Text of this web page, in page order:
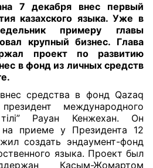
7 декабря внес первый
казахского языка. Уже в
примеру главы
крупный бизнес. Глава
проект по развитию
в фонд из личных средств
средства в фонд Qazaq
международного
Рауан Кенжехан. Он
приеме у Президента 12
создать эндаумент-фонд
языка. Проект был
Касым-Жомартом